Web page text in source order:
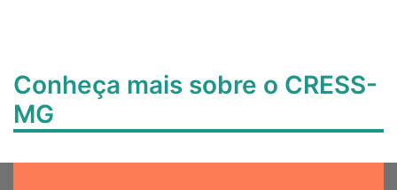
Conheça mais sobre o CRESS-
MG